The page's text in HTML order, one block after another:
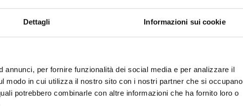
Dettagli Informazioni sui cookie
per fornire funzionalità dei social media e per analizzare il
modo in cui utilizza il nostro sito con i nostri partner che si occupano
potrebbero combinarle con altre informazioni che ha fornito loro o